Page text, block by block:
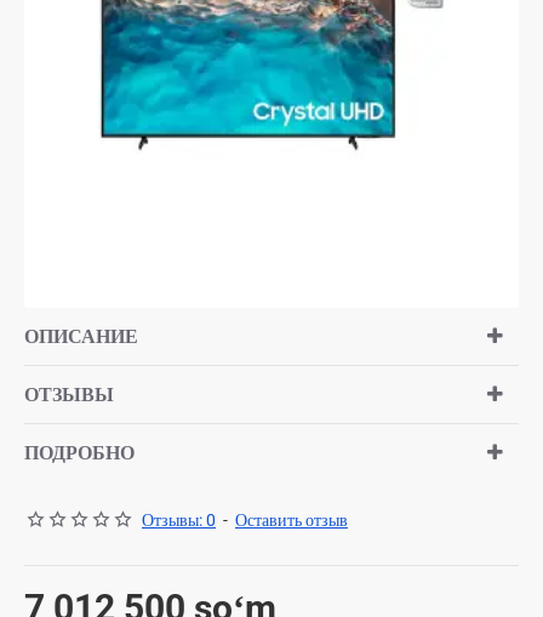
ОПИСАНИЕ
ОТЗЫВЫ
ПОДРОБНО
Отзывы: 0 - Оставить отзыв
7 012 500 soʻm